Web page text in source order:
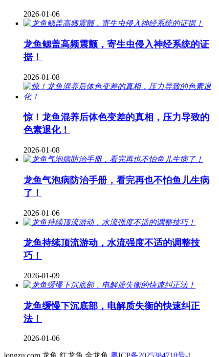
2026-01-06
龙鱼鳃盖高频震颤，寄生虫侵入神经系统的证
据！
2026-01-08
惊！龙鱼混养后体色变差的真相，压力导致的
色素退化！
2026-01-08
龙鱼气泡病防治手册，看完再也不怕鱼儿生病
了！
2026-01-06
龙鱼持续顶流游动，水流强度不适的调整技
巧！
2026-01-09
龙鱼缓慢下沉底部，电解质失衡的快速纠正
法！
2026-01-06